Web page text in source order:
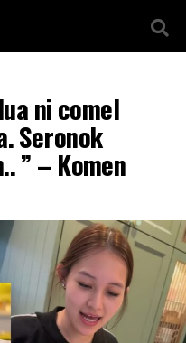
ni comel
Seronok
” – Komen